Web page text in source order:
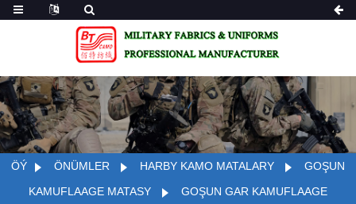
ÖÝ ÖNÜMLER HARBY KAMO MATALARY
GOŞUN
KAMUFLAAGE MATASY
GOŞUN GAR KAMUFLAAGE